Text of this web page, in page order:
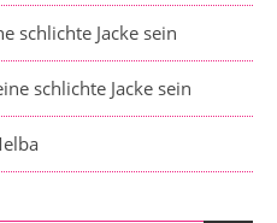
schlichte Jacke sein
schlichte Jacke sein